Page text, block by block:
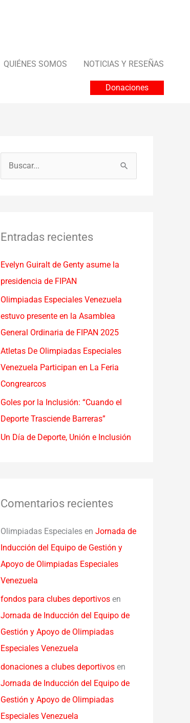
QUIÉNES SOMOS NOTICIAS Y RESEÑAS
Donaciones
a
p
o
r
:
Entradas recientes
Evelyn Guiralt de Genty asume la
presidencia de FIPAN
Olimpiadas Especiales Venezuela
estuvo presente en la Asamblea
General Ordinaria de FIPAN 2025
Atletas De Olimpiadas Especiales
Venezuela Participan en La Feria
Congrearcos
Goles por la Inclusión: “Cuando el
Deporte Trasciende Barreras”
Un Día de Deporte, Unión e Inclusión
Comentarios recientes
Olimpiadas Especiales en Jornada de
Inducción del Equipo de Gestión y
Apoyo de Olimpiadas Especiales
Venezuela
fondos para clubes deportivos en
Jornada de Inducción del Equipo de
Gestión y Apoyo de Olimpiadas
Especiales Venezuela
donaciones a clubes deportivos en
Jornada de Inducción del Equipo de
Gestión y Apoyo de Olimpiadas
Especiales Venezuela